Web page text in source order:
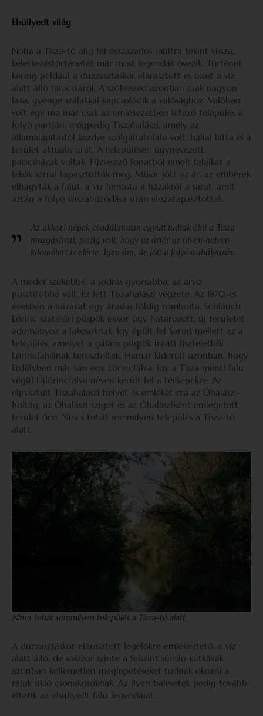
Elsüllyedt világ
Noha a Tisza-tó alig fél évszázados múltra tekint vissza,
keletkezéstörténetét már most legendák övezik. Történet
kering például a duzzasztáskor elárasztott és most a víz
alatt álló falucskáról. A szóbeszéd azonban csak nagyon
laza, gyenge szálakkal kapcsolódik a valósághoz. Valóban
volt egy ma már csak az emlékezetben létező település a
folyó partján, mégpedig Tiszahalászi, amely az
államalapítástól kezdve szolgáltatófalu volt, hallal látta el a
terület aktuális urát. A településen úgynevezett
paticsházak voltak. Fűzvessző fonatból emelt falaikat a
lakók sárral tapasztották meg. Mikor jött az ár, az emberek
elhagyták a falut, a víz lemosta a házakról a sarat, amit
aztán a folyó visszahúzódása után visszatapasztottak.
Az akkori népek csodálatosan együtt tudtak élni a Tisza
mozgásával, pedig volt, hogy az ártér az ötven-hetven
kilométert is elérte. Igen ám, de jött a folyószabályozás.
A meder szűkebbé, a sodrás gyorsabbá, az árvíz
pusztítóbbá vált. Ez lett Tiszahalászi végzete. Az 1870-es
években a házakat egy áradás földig rombolta. Schlauch
Lőrinc szatmári püspök ekkor úgy határozott, új területet
adományoz a lakosoknak. Így épült fel Sarud mellett az a
település, amelyet a gáláns püspök iránti tiszteletből
Lőrincfalvának kereszteltek. Hamar kiderült azonban, hogy
Erdélyben már van egy Lőrincfalva, így a Tisza menti falu
végül Újlőrincfalva néven került fel a térképekre. Az
elpusztult Tiszahalászi helyét és emlékét ma az Óhalászi-
holtág, az Óhalászi-sziget és az Óhalásziként emlegetett
terület őrzi. Nincs tehát semmilyen település a Tisza-tó
alatt.
Nincs tehát semmilyen település a Tisza-tó alatt
A duzzasztáskor elárasztott legelőkre emlékeztető, a víz
alatt álló, de sokszor szinte a felszínt súroló kútkávák
azonban kellemetlen meglepetéseket tudnak okozni a
rájuk sikló csónakosoknak. Az ilyen balesetek pedig tovább
éltetik az elsüllyedt falu legendáját.